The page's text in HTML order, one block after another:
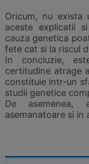
Oricum, nu exista
aceste explicatii
cauza genetica
fete cat si la riscul
In concluzie,
certitudine atrage
constituie intr-un
studii genetice
De asemenea,
asemanatoare si in